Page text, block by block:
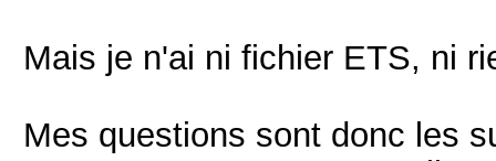
Mais je n'ai ni fichier ETS, ni
Mes questions sont donc les